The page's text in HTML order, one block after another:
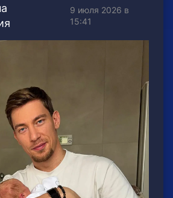
9 июля 2026 в
15:41